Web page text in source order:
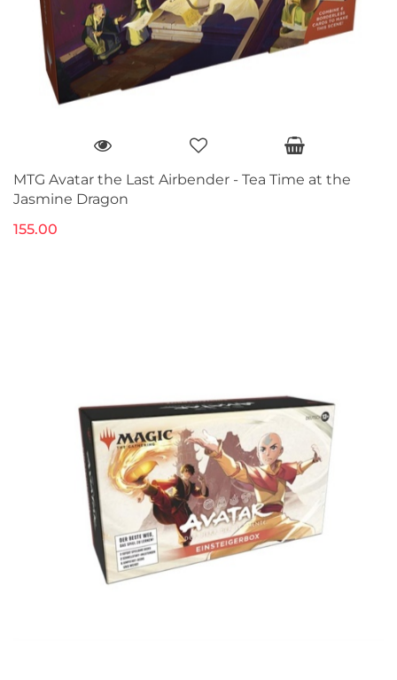
MTG Avatar the Last Airbender - Tea Time at the
Jasmine Dragon
155.00